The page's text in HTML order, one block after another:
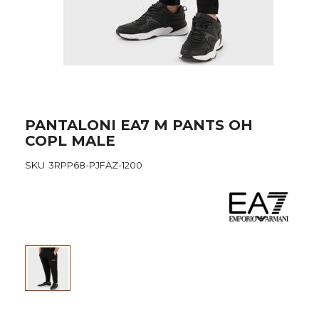
Skip
to
the
of
PANTALONI EA7 M PANTS OH
COPL MALE
SKU 3RPP68-PJFAZ-1200